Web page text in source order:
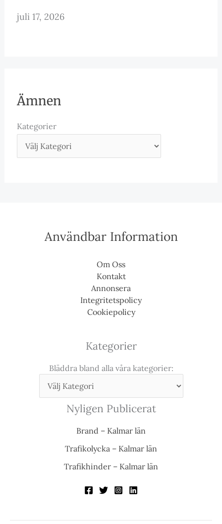
juli 17, 2026
Ämnen
Kategorier
Användbar Information
Om Oss
Kontakt
Annonsera
Integritetspolicy
Cookiepolicy
Kategorier
Bläddra bland alla våra kategorier:
Nyligen Publicerat
Brand – Kalmar län
Trafikolycka – Kalmar län
Trafikhinder – Kalmar län